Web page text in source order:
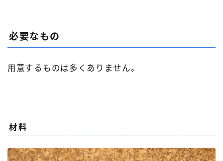
必要なもの
用意するものは多くありません。
材料